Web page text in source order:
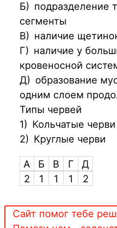
Б) подразделение
сегменты
В) наличие
Г) наличие у
кровеносной
Д) образование
одним слоем
Типы червей
1) Кольчатые черви
2) Круглые черви
А Б В Г
Д
2
1 1 1 2
Сайт помог тебе